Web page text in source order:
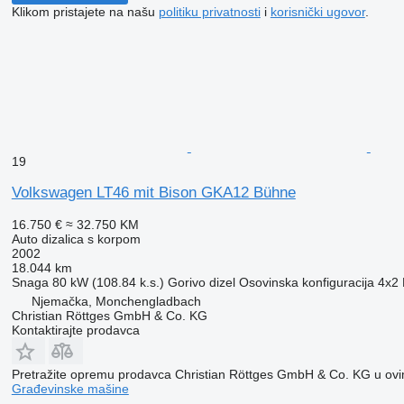
Klikom pristajete na našu politiku privatnostii korisnički ugovor.
19
Volkswagen LT46 mit Bison GKA12 Bühne
16.750 € ≈ 32.750 KM
Auto dizalica s korpom
2002
18.044 km
Snaga 80 kW (108.84 k.s.) Gorivo dizel Osovinska konfiguracija 4x2
Njemačka, Monchengladbach
Christian Röttges GmbH & Co. KG
Kontaktirajte prodavca
Pretražite opremu prodavca Christian Röttges GmbH & Co. KG u
Građevinske mašine